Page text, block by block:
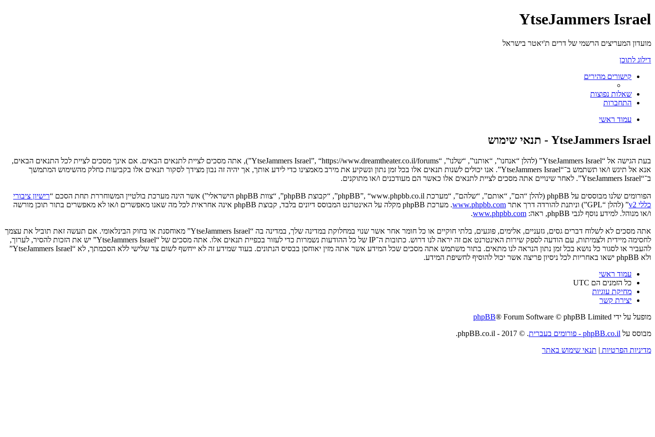
YtseJammers Israel
מועדון המעריצים הרשמי של דרים ת'יאטר בישראל
דילוג לתוכן
קישורים מהירים
שאלות נפוצות
התחברות
עמוד ראשי
YtseJammers Israel - תנאי שימוש
בעת הגישה אל “YtseJammers Israel” (להלן “אנחנו”, “אותנו”, “שלנו”, “YtseJammers Israel”, “https://www.dreamtheater.co.il/forums”), אתה מסכים לציית לתנאים הבאים. אם אינך מסכים לציית לכל התנאים הבאים,
אנא אל תיגש ו/או תשתמש ב־“YtseJammers Israel”. אנו יכולים לשנות תנאים אלו בכל זמן נתון ונשקיע את מירב מאמצינו כדי לידע אותך, אך יהיה זה נבון מצידך לסקור תנאים אלו בקביעות כחלק מהשימוש המתמשך
ב־“YtseJammers Israel”. לאחר שינויים אתה מסכים לציית לתנאים אלו כאשר הם מעודכנים ו/או מתוקנים.
הפורומים שלנו מבוססים על phpBB (להלן “הם”, “אותם”, “שלהם”, “מערכת phpBB”, “www.phpbb.co.il”, “קבוצת phpBB”, “צוות phpBB הישראלי”) אשר הינה מערכת בולטיין המשוחררת תחת הסכם “
רישיון ציבורי
כללי v2
” (להלן “GPL”) וניתנת להורדה דרך אתר www.phpbb.com
. מערכת phpBB מקלה על האינטרנט המבוסס דיונים בלבד, קבוצת phpBB אינה אחראית לכל מה שאנו מאפשרים ו/או לא מאפשרים בתור תוכן מורשה
ו/או מנוהל. למידע נוסף לגבי phpBB, ראה:
www.phpbb.com
.
אתה מסכים לא לשלוח דברים גסים, גזעניים, אלימים, פוגעים, בלתי חוקיים או כל חומר אחר אשר שנוי במחלוקת במדינה שלך, במדינה בה “YtseJammers Israel” מאוחסנת או בחוק הבינלאומי. אם תעשה זאת תוביל את עצמך
לחסימה מיידית ולצמיתות, עם הודעה לספק שירות האינטרנט אם זה יראה לנו דרוש. כתובות ה־IP של כל ההודעות נשמרות כדי לעזור בכפיית תנאים אלו. אתה מסכים של “YtseJammers Israel” יש את הזכות להסיר, לערוך,
להעביר או לסגור כל נושא בכל זמן נתון הנראה לנו מתאים. בתור משתמש אתה מסכים שכל המידע אשר אתה מזין יאוחסן בבסיס הנתונים. בעוד שמידע זה לא ייחשף לשום צד שלישי ללא הסכמתך, לא “YtseJammers Israel”
ולא phpBB ישאו באחריות לכל ניסיון פריצה אשר יכול להוסיף לחשיפת המידע.
עמוד ראשי
כל הזמנים הם UTC
מחיקת עוגיות
יצירת קשר
מופעל על ידי
phpBB® Forum Software © phpBB Limited
מבוסס על phpBB.co.il - פורומים בעברית
. © 2017 - phpBB.co.il.
מדיניות הפרטיות | תנאי שימוש באתר